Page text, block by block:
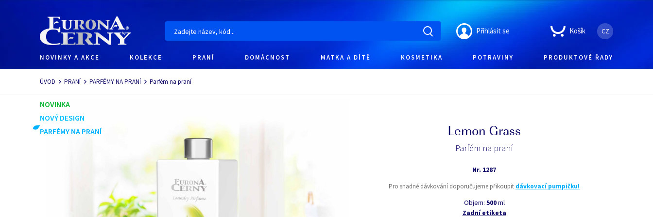
Přihlásit se Košík CZ
NOVINKY A AKCE KOLEKCE PRANÍ DOMÁCNOST MATKA A DÍTĚ KOSMETIKA POTRAVINY PRODUKTOVÉ ŘADY
Navigace
ÚVOD PRANÍ PARFÉMY NA PRANÍ Parfém na praní
NOVINKA
NOVÝ DESIGN
PARFÉMY NA PRANÍ
Lemon Grass
Parfém na praní
Nr. 1287
Pro snadné dávkování doporučujeme přikoupit dávkovací pumpičku!
Objem: 500ml
Zadní etiketa